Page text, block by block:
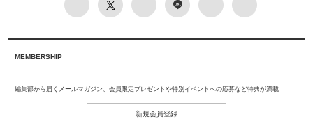
MEMBERSHIP
編集部から届くメールマガジン、会員限定プレゼントや特別イベントへの応募など特典が満載
新規会員登録